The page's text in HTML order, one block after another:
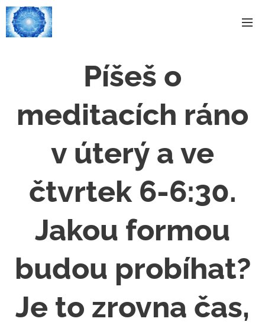
Píšeš o
meditacích ráno
v úterý a ve
čtvrtek 6-6:30.
Jakou formou
budou probíhat?
Je to zrovna čas,